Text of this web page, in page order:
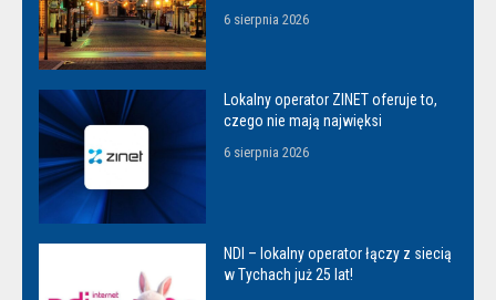
6 sierpnia 2026
Lokalny operator ZINET oferuje to,
czego nie mają najwięksi
6 sierpnia 2026
NDI – lokalny operator łączy z siecią
w Tychach już 25 lat!